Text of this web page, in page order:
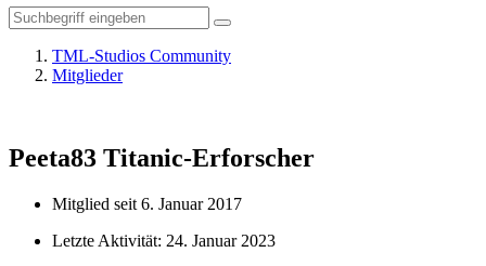
TML-Studios Community
Mitglieder
Peeta83 Titanic-Erforscher
Mitglied seit 6. Januar 2017
Letzte Aktivität: 24. Januar 2023